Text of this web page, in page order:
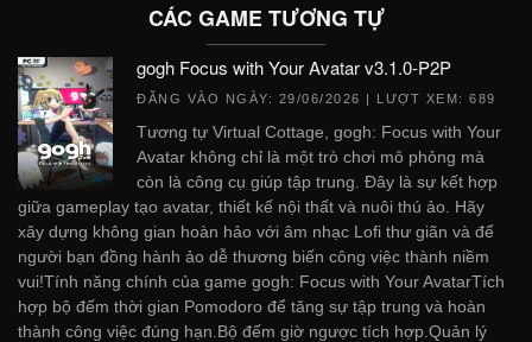
CÁC GAME TƯƠNG TỰ
gogh Focus with Your Avatar v3.1.0-P2P
ĐĂNG VÀO NGÀY: 29/06/2026 | LƯỢT XEM: 689
Tương tự Virtual Cottage, gogh: Focus with Your
Avatar không chỉ là một trò chơi mô phỏng mà
còn là công cụ giúp tập trung. Đây là sự kết hợp
giữa gameplay tạo avatar, thiết kế nội thất và nuôi thú ảo. Hãy
xây dựng không gian hoàn hảo với âm nhạc Lofi thư giãn và để
người bạn đồng hành ảo dễ thương biến công việc thành niềm
vui!Tính năng chính của game gogh: Focus with Your AvatarTích
hợp bộ đếm thời gian Pomodoro để tăng sự tập trung và hoàn
thành công việc đúng hạn.Bộ đếm giờ ngược tích hợp.Quản lý